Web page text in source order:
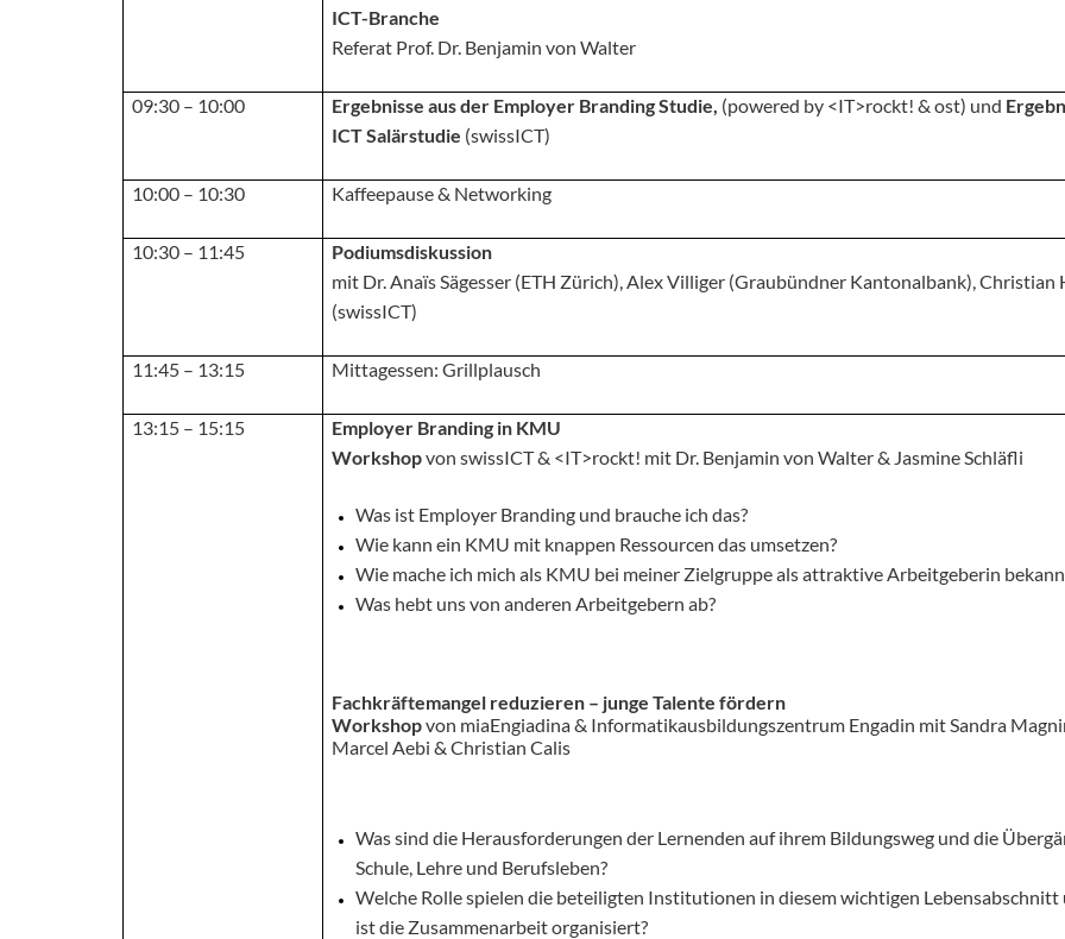
ICT-Branche
Referat Prof. Dr. Benjamin von Walter
09:30 – 10:00 Ergebnisse aus der Employer Branding Studie, (powered by <IT>rockt! & ost) und
ICT Salärstudie (swissICT)
10:00 – 10:30 Kaffeepause & Networking
10:30 – 11:45
Podiumsdiskussion
mit Dr. Anaïs Sägesser (ETH Zürich), Alex Villiger (Graubündner Kantonalbank), Christian
(swissICT)
11:45 – 13:15 Mittagessen: Grillplausch
13:15 – 15:15
Employer Branding in KMU
Workshopvon swissICT & <IT>rockt! mit Dr. Benjamin von Walter & Jasmine Schläfli
Was ist Employer Branding und brauche ich das?
Wie kann ein KMU mit knappen Ressourcen das umsetzen?
Wie mache ich mich als KMU bei meiner Zielgruppe als attraktive Arbeitgeberin
Was hebt uns von anderen Arbeitgebern ab?
Fachkräftemangel reduzieren – junge Talente fördern
Workshopvon miaEngiadina & Informatikausbildungszentrum Engadin mit Sandra
Marcel Aebi & Christian Calis
Was sind die Herausforderungen der Lernenden auf ihrem Bildungsweg und die
Schule, Lehre und Berufsleben?
Welche Rolle spielen die beteiligten Institutionen in diesem wichtigen Lebensabschnitt
ist die Zusammenarbeit organisiert?